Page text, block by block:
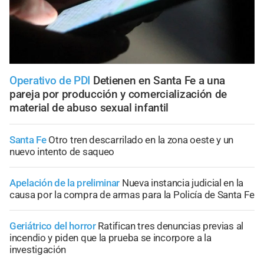
Operativo de PDI Detienen en Santa Fe a una
pareja por producción y comercialización de
material de abuso sexual infantil
Santa Fe Otro tren descarrilado en la zona oeste y un
nuevo intento de saqueo
Apelación de la preliminar Nueva instancia judicial en la
causa por la compra de armas para la Policía de Santa Fe
Geriátrico del horror Ratifican tres denuncias previas al
incendio y piden que la prueba se incorpore a la
investigación